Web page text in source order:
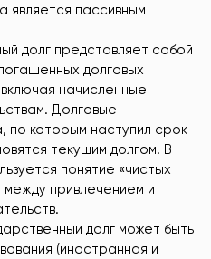
является пассивным
долг представляет собой
долговых
начисленные
Долговые
по которым наступил срок
текущим долгом. В
понятие «чистых
между привлечением и
долг может быть
(иностранная и